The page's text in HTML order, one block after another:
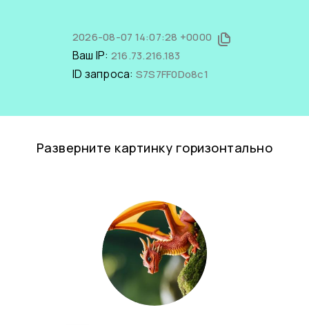
2026-08-07 14:07:28 +0000
Ваш IP: 216.73.216.183
ID запроса: S7S7FF0Do8c1
Разверните картинку горизонтально